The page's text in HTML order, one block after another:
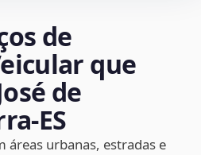
de
que
de
áreas urbanas, estradas e